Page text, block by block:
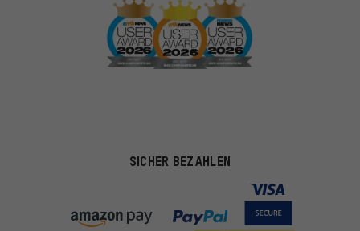
SICHER BEZAHLEN